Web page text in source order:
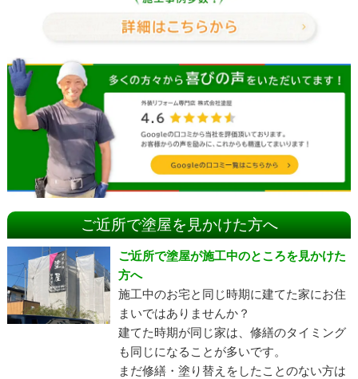
ご近所で塗屋を見かけた方へ
ご近所で塗屋が施工中のところを見かけた
方へ
施工中のお宅と同じ時期に建てた家にお住
まいではありませんか？
建てた時期が同じ家は、修繕のタイミング
も同じになることが多いです。
まだ修繕・塗り替えをしたことのない方は